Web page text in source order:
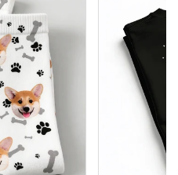
lista
de
deseos